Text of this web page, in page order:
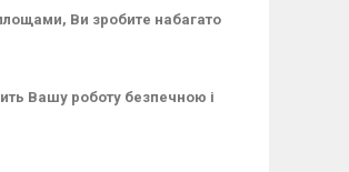
Ви зробите набагато
Вашу роботу безпечною і